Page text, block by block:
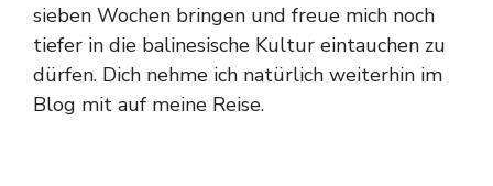
sieben Wochen bringen und freue mich noch
tiefer in die balinesische Kultur eintauchen zu
dürfen. Dich nehme ich natürlich weiterhin im
Blog mit auf meine Reise.